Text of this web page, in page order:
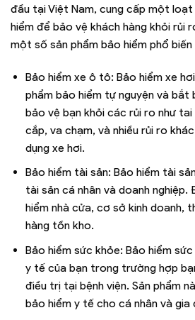
đầu tại Việt Nam, cung cấp một
hiểm để bảo vệ khách hàng khỏi rủi
một số sản phẩm bảo hiểm phổ biến
Bảo hiểm xe ô tô: Bảo hiểm xe
phẩm bảo hiểm tự nguyện và bắt
bảo vệ bạn khỏi các rủi ro như
cắp, va chạm, và nhiều rủi ro
dụng xe hơi.
Bảo hiểm tài sản: Bảo hiểm tài
tài sản cá nhân và doanh
hiểm nhà cửa, cơ sở kinh doanh,
hàng tồn kho.
Bảo hiểm sức khỏe: Bảo hiểm
y tế của bạn trong trường hợp
điều trị tại bệnh viện. Sản phẩm
bảo hiểm y tế cho cá nhân và gia